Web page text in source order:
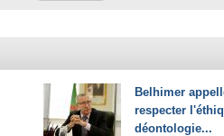
Belhimer
respecter
déontologie...